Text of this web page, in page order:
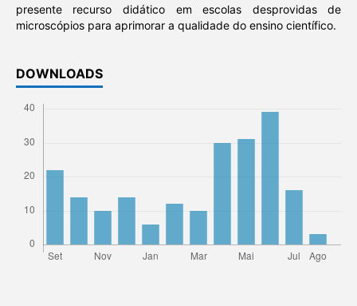
presente recurso didático em escolas desprovidas de
microscópios para aprimorar a qualidade do ensino científico.
DOWNLOADS